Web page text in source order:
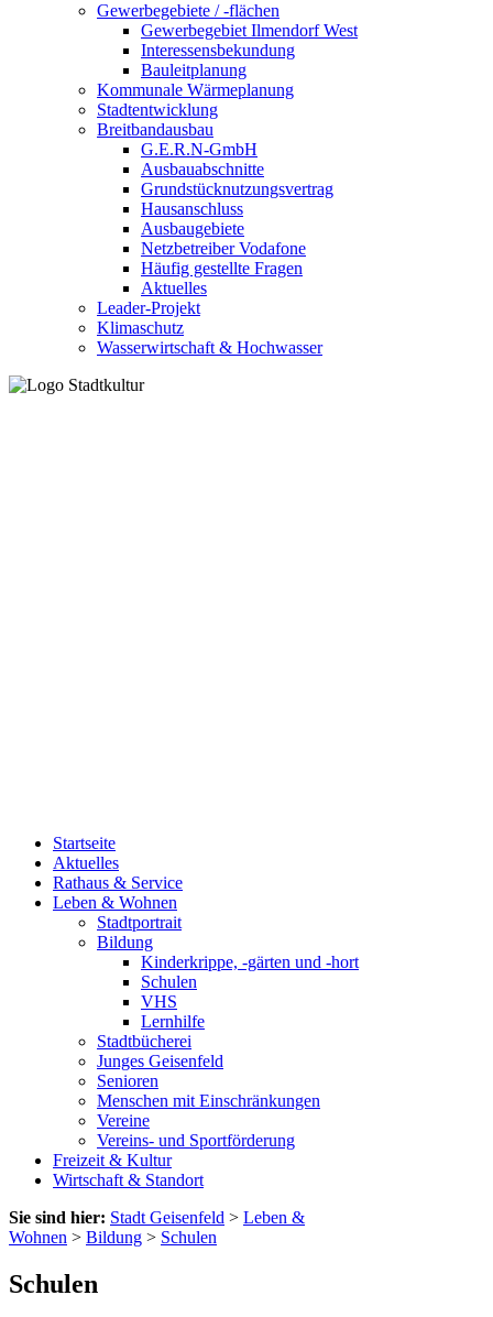
Gewerbegebiete / -flächen
Gewerbegebiet Ilmendorf West
Interessensbekundung
Bauleitplanung
Kommunale Wärmeplanung
Stadtentwicklung
Breitbandausbau
G.E.R.N-GmbH
Ausbauabschnitte
Grundstücknutzungsvertrag
Hausanschluss
Ausbaugebiete
Netzbetreiber Vodafone
Häufig gestellte Fragen
Aktuelles
Leader-Projekt
Klimaschutz
Wasserwirtschaft & Hochwasser
Startseite
Aktuelles
Rathaus & Service
Leben & Wohnen
Stadtportrait
Bildung
Kinderkrippe, -gärten und -hort
Schulen
VHS
Lernhilfe
Stadtbücherei
Junges Geisenfeld
Senioren
Menschen mit Einschränkungen
Vereine
Vereins- und Sportförderung
Freizeit & Kultur
Wirtschaft & Standort
Sie sind hier: Stadt Geisenfeld > Leben &
Wohnen > Bildung > Schulen
Schulen